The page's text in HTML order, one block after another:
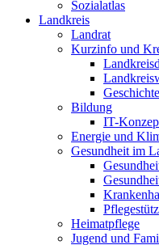
Sozialatlas
Landkreis
Landrat
Kurzinfo und
Geschichte
Bildung
IT-
Energie und
Gesundheit im
Heimatpflege
Jugend und